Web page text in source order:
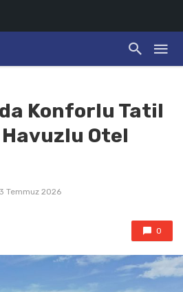
Konforlu Tatil
Otel
3 Temmuz 2026
0